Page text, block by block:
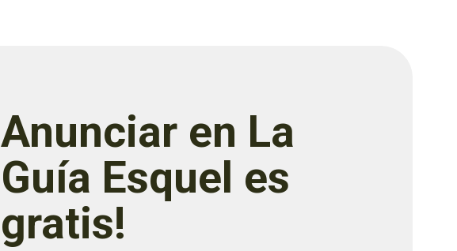
Anunciar en La
Guía Esquel es
gratis!